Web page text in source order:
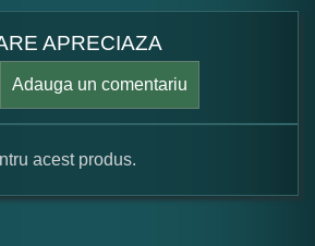
APRECIAZA
Adauga un comentariu
client
acest produs.